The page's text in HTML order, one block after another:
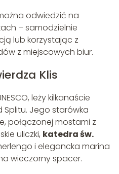
odwiedzić na
– samodzielnie
lub korzystając z
z miejscowych biur.
Klis
leży kilkanaście
Jego starówka
połączonej mostami z
uliczki, katedra św.
i elegancka marina
wieczorny spacer.